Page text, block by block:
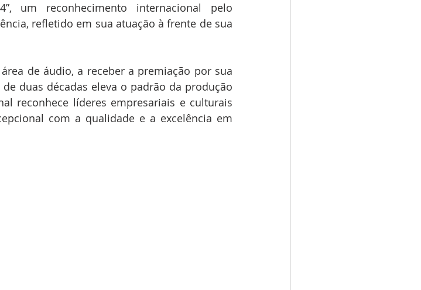
um reconhecimento internacional pelo
refletido em sua atuação à frente de sua
de áudio, a receber a premiação por sua
duas décadas eleva o padrão da produção
reconhece líderes empresariais e culturais
com a qualidade e a excelência em